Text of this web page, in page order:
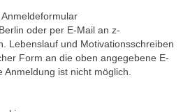
oder per E-Mail an z-
Lebenslauf und Motivationsschreiben
Form an die oben angegebene E-
ist nicht möglich.